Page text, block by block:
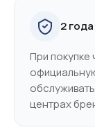
2
При покупке
центрах